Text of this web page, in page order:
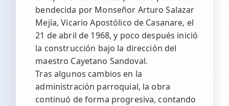
bendecida por Monseñor Arturo Salazar
Mejía, Vicario Apostólico de Casanare, el
21 de abril de 1968, y poco después inició
la construcción bajo la dirección del
maestro Cayetano Sandoval.
Tras algunos cambios en la
administración parroquial, la obra
continuó de forma progresiva, contando